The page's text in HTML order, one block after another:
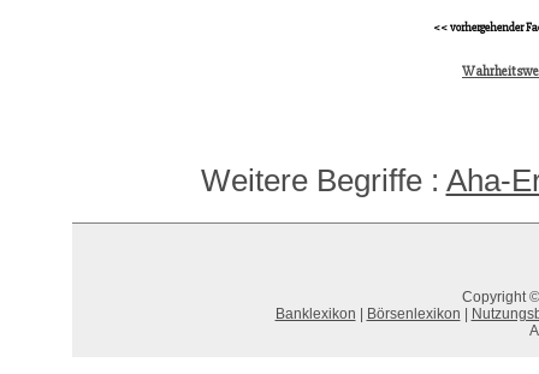
<< vorhergehender
Weitere Begriffe : Aha-
Copyright
Banklexikon
Börsenlexikon